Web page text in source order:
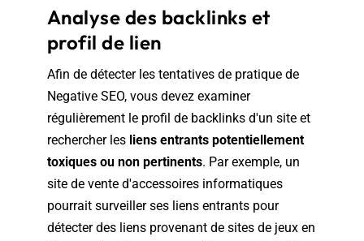
Analyse des backlinks et
profil de lien
Afin de détecter les tentatives de pratique de
Negative SEO, vous devez examiner
régulièrement le profil de backlinks d'un site et
rechercher lesliens entrants potentiellement
toxiques ou non pertinents. Par exemple, un
site de vente d'accessoires informatiques
pourrait surveiller ses liens entrants pour
détecter des liens provenant de sites de jeux en